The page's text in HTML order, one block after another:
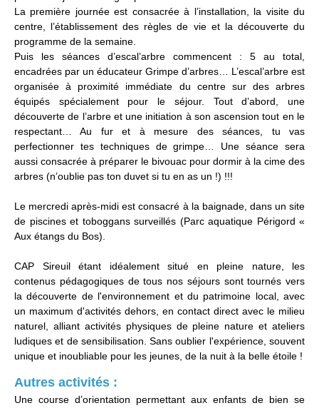
La première journée est consacrée à l’installation, la visite du
centre, l’établissement des règles de vie et la découverte du
programme de la semaine.
Puis les séances d’escal’arbre commencent : 5 au total,
encadrées par un éducateur Grimpe d’arbres… L’escal’arbre est
organisée à proximité immédiate du centre sur des arbres
équipés spécialement pour le séjour. Tout d’abord, une
découverte de l’arbre et une initiation à son ascension tout en le
respectant… Au fur et à mesure des séances, tu vas
perfectionner tes techniques de grimpe… Une séance sera
aussi consacrée à préparer le bivouac pour dormir à la cime des
arbres (n’oublie pas ton duvet si tu en as un !) !!!
Le mercredi après-midi est consacré à la baignade, dans un site
de piscines et toboggans surveillés (Parc aquatique Périgord «
Aux étangs du Bos).
CAP Sireuil étant idéalement situé en pleine nature, les
contenus pédagogiques de tous nos séjours sont tournés vers
la découverte de l'environnement et du patrimoine local, avec
un maximum d'activités dehors, en contact direct avec le milieu
naturel, alliant activités physiques de pleine nature et ateliers
ludiques et de sensibilisation. Sans oublier l'expérience, souvent
unique et inoubliable pour les jeunes, de la nuit à la belle étoile !
Autres activités :
Une course d’orientation permettant aux enfants de bien se